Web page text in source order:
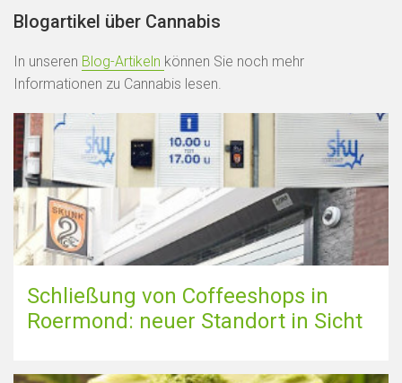
Blogartikel über Cannabis
In unseren Blog-Artikeln können Sie noch mehr
Informationen zu Cannabis lesen.
Schließung von Coffeeshops in
Roermond: neuer Standort in Sicht